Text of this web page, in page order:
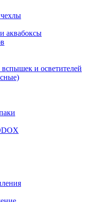
аквабоксы
и осветителей